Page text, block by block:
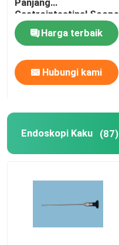
Panjang
Gastrointestinal Scope
210 derajat Angulasi
Harga terbaik
Hubungi kami
Endoskopi Kaku (87)